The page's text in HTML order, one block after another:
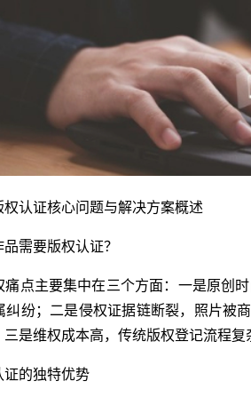
认证核心问题与解决方案概述
需要版权认证？
痛点主要集中在三个方面：一是原创
纷；二是侵权证据链断裂，照片被
是维权成本高，传统版权登记流程
证的独特优势